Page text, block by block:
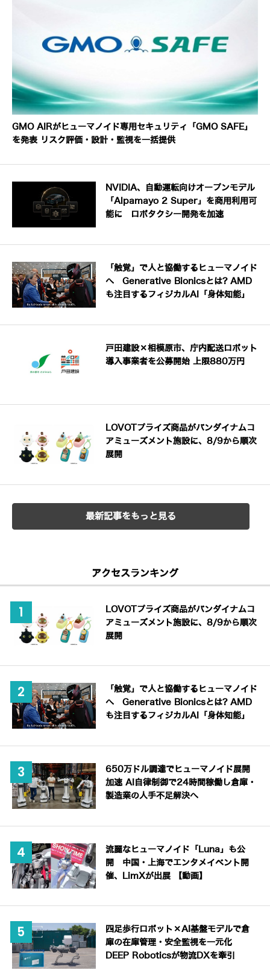
GMO AIRがヒューマノイド専用セキュリティ「GMO SAFE」
を発表 リスク評価・設計・監視を一括提供
NVIDIA、自動運転向けオープンモデル
「Alpamayo 2 Super」を商用利用可
能に ロボタクシー開発を加速
「触覚」で人と協働するヒューマノイド
へ Generative Bionicsとは? AMD
も注目するフィジカルAI「身体知能」
戸田建設×相模原市、庁内配送ロボット
導入事業者を公募開始 上限880万円
LOVOTプライズ商品がバンダイナムコ
アミューズメント施設に、8/9から順次
展開
最新記事をもっと見る
アクセスランキング
LOVOTプライズ商品がバンダイナムコ
アミューズメント施設に、8/9から順次
展開
「触覚」で人と協働するヒューマノイド
へ Generative Bionicsとは? AMD
も注目するフィジカルAI「身体知能」
650万ドル調達でヒューマノイド展開
加速 AI自律制御で24時間稼働し倉庫・
製造業の人手不足解決へ
流麗なヒューマノイド「Luna」も公
開 中国・上海でエンタメイベント開
催、LimXが出展 【動画】
四足歩行ロボット×AI基盤モデルで倉
庫の在庫管理・安全監視を一元化
DEEP Roboticsが物流DXを牽引